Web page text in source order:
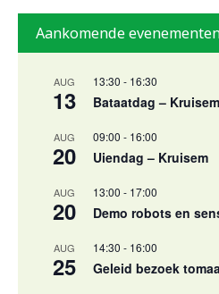
Aankomende
AUG
13
13:30 - 16:30
Bataatdag – Kruisem
AUG
20
09:00 - 16:00
Uiendag – Kruisem
AUG
20
13:00 - 17:00
Demo robots en
AUG
25
14:30 - 16:00
Geleid bezoek